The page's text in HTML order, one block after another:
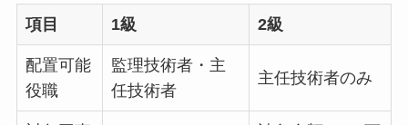
項目 1級 2級
配置可能
役職
監理技術者・主
任技術者
主任技術者のみ